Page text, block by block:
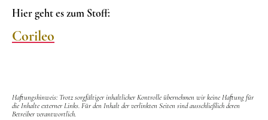
Haftungshinweis: Trotz sorgfältiger inhaltlicher Kontrolle übernehmen wir keine Haftung für
die Inhalte externer Links. Für den Inhalt der verlinkten Seiten sind ausschließlich deren
Betreiber verantwortlich.
Hier geht es zum Stoff:
Corileo